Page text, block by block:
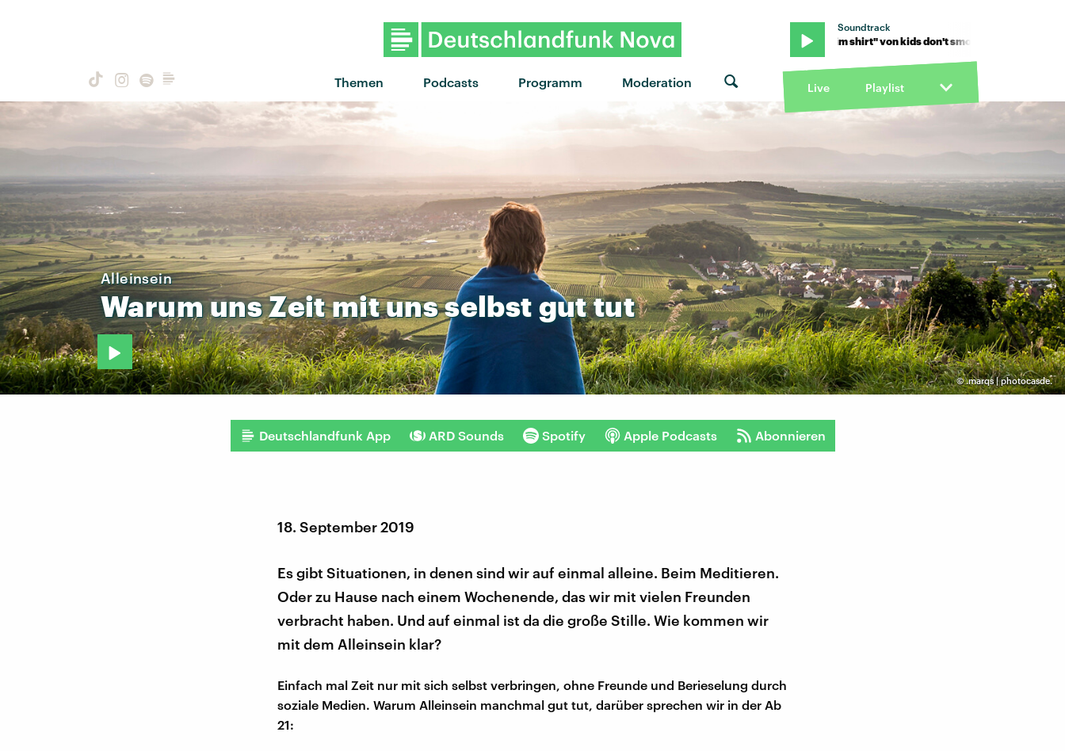
Themen Podcasts Programm Moderation
Soundtrack
"Swim shirt" von kids don't smoke · "Swim shirt" von kids don't smoke · "Swim shirt" von kids
Live Playlist
©.marqs | photocasde.
Alleinsein
WarumunsZeitmitunsselbstguttut
Deutschlandfunk App ARD Sounds Spotify Apple Podcasts Abonnieren
18. September 2019
Es gibt Situationen, in denen sind wir auf einmal alleine. Beim Meditieren.
Oder zu Hause nach einem Wochenende, das wir mit vielen Freunden
verbracht haben. Und auf einmal ist da die große Stille. Wie kommen wir
mit dem Alleinsein klar?
Einfach mal Zeit nur mit sich selbst verbringen, ohne Freunde und Berieselung durch
soziale Medien. Warum Alleinsein manchmal gut tut, darüber sprechen wir in der Ab
21: